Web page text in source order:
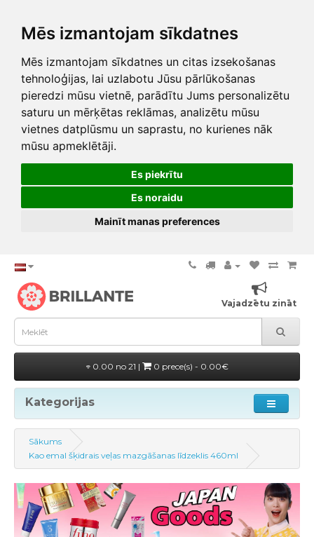
Mēs izmantojam sīkdatnes
Mēs izmantojam sīkdatnes un citas izsekošanas
tehnoloģijas, lai uzlabotu Jūsu pārlūkošanas
pieredzi mūsu vietnē, parādītu Jums personalizētu
saturu un mērķētas reklāmas, analizētu mūsu
vietnes datplūsmu un saprastu, no kurienes nāk
mūsu apmeklētāji.
Es piekrītu
Es noraidu
Mainīt manas preferences
Vajadzētu zināt
0.00 no 21 | 0 prece(s) - 0.00€
Kategorijas
Sākums
Kao emal šķidrais veļas mazgāšanas līdzeklis 460ml